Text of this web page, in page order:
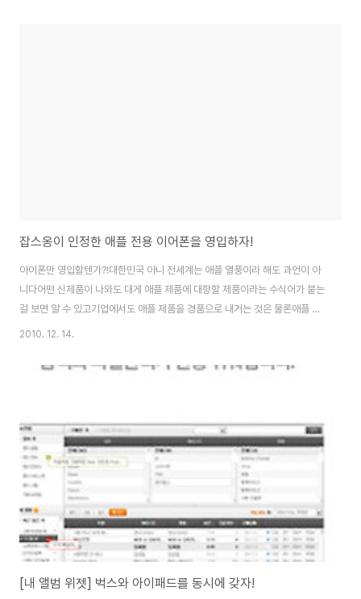
잡스옹이 인정한 애플 전용 이어폰을 영입하자!
아이폰만 영입할텐가?!대한민국 아니 전세계는 애플 열풍이라 해도 과언이 아
니다어떤 신제품이 나와도 대게 애플 제품에 대항할 제품이라는 수식어가 붙는
걸 보면 알 수 있고기업에서도 애플 제품을 경품으로 내거는 것은 물론애플 제
품을 활용한 기업 시스템이 정착해 가고 있으니...IT대통령 스티브 잡스라고 불
즈...이름만 들어도 사과가 절로 떠오르는데이 제품들은 각 분야에서 소비자의
다그런데....아이폰4를 구매 하고..아이패드를 구매하고...아이팟을 구매하여서
음악을 듣는데...번들로 제공..
2010. 12. 14.
[내 앨범 위젯] 벅스와 아이패드를 동시에 갖자!